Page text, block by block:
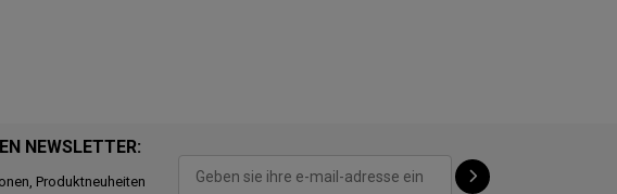
NEWSLETTER:
Produktneuheiten